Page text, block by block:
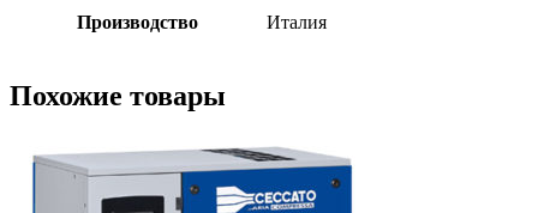
Производство Италия
Похожие товары